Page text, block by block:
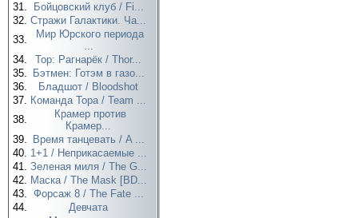
31.
Бойцовский клуб / Fi...
32. Стражи Галактики. Ча...
33.
Мир Юрского периода
...
34.
Тор: Рагнарёк / Thor...
35.
Бэтмен: Готэм в газо...
36.
Бладшот / Bloodshot
37. Команда Тора / Team ...
38.
Крамер против
Крамер...
39.
Время танцевать / A ...
40. 1+1 / Неприкасаемые ...
41. Зеленая миля / The G...
42. Маска / The Mask [BD...
43. Форсаж 8 / The Fate ...
44.
Девчата